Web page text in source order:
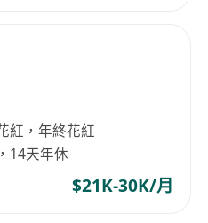
紅，年終花紅
14天年休
$21K-30K/月